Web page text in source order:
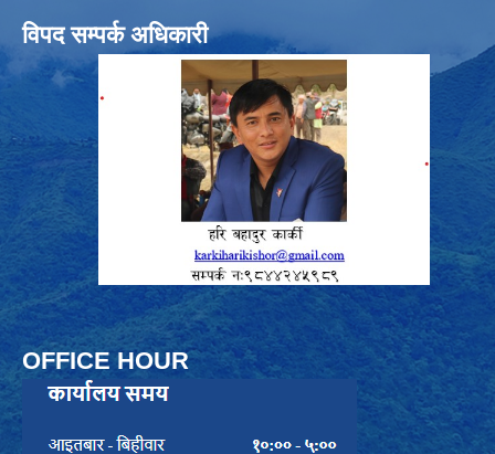
विपद सम्पर्क अधिकारी
OFFICE HOUR